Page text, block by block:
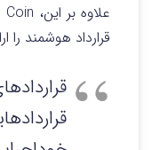
قرارداد هوشمند را